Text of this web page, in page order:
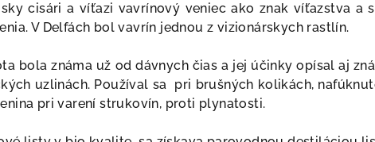
cisári a víťazi vavrínový veniec ako znak víťazstva a
V Delfách bol vavrín jednou z vizionárskych rastlín.
bola známa už od dávnych čias a jej účinky opísal aj
uzlinách. Používal sa pri brušných kolikách,
pri varení strukovín, proti plynatosti.